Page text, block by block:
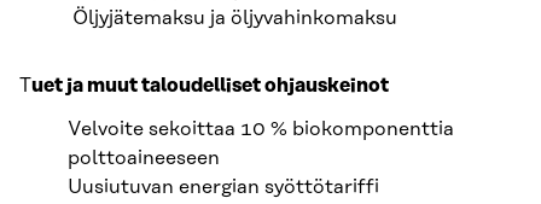
Öljyjätemaksu ja öljyvahinkomaksu
Tuet ja muut taloudelliset ohjauskeinot
Velvoite sekoittaa 10 % biokomponenttia
polttoaineeseen
Uusiutuvan energian syöttötariffi